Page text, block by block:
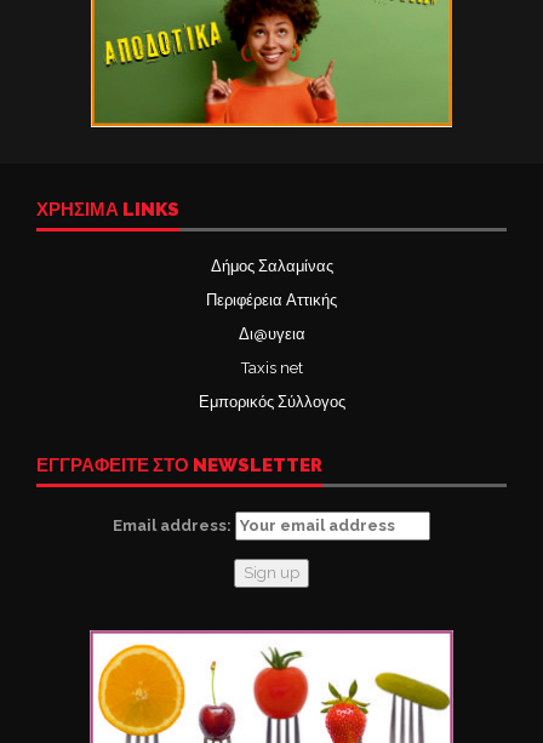
ΧΡΉΣΙΜΑ LINKS
Δήμος Σαλαμίνας
Περιφέρεια Αττικής
Δι@υγεια
Taxis net
Εμπορικός Σύλλογος
ΕΓΓΡΑΦΕΙΤΕ ΣΤΟ NEWSLETTER
Email address: